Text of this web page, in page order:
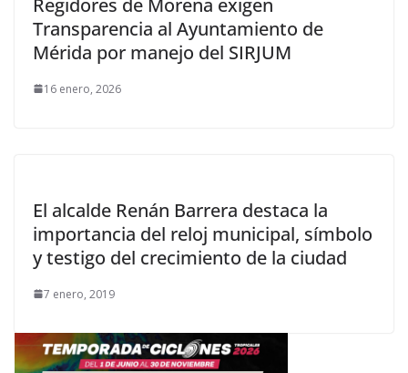
Regidores de Morena exigen
Transparencia al Ayuntamiento de
Mérida por manejo del SIRJUM
16 enero, 2026
El alcalde Renán Barrera destaca la
importancia del reloj municipal, símbolo
y testigo del crecimiento de la ciudad
7 enero, 2019